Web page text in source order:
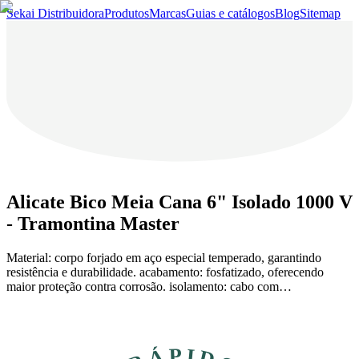
Sekai DistribuidoraProdutosMarcasGuias e catálogosBlogSitemap
Alicate Bico Meia Cana 6" Isolado 1000 V
- Tramontina Master
Material: corpo forjado em aço especial temperado, garantindo
resistência e durabilidade. acabamento: fosfatizado, oferecendo
maior proteção contra corrosão. isolamento: cabo com…